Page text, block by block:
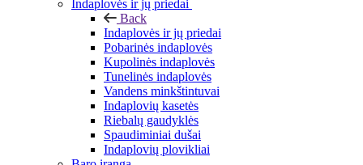
Indaplovės ir jų priedai
Back
Indaplovės ir jų priedai
Pobarinės indaplovės
Kupolinės indaplovės
Tunelinės indaplovės
Vandens minkštintuvai
Indaplovių kasetės
Riebalų gaudyklės
Spaudiminiai dušai
Indaplovių plovikliai